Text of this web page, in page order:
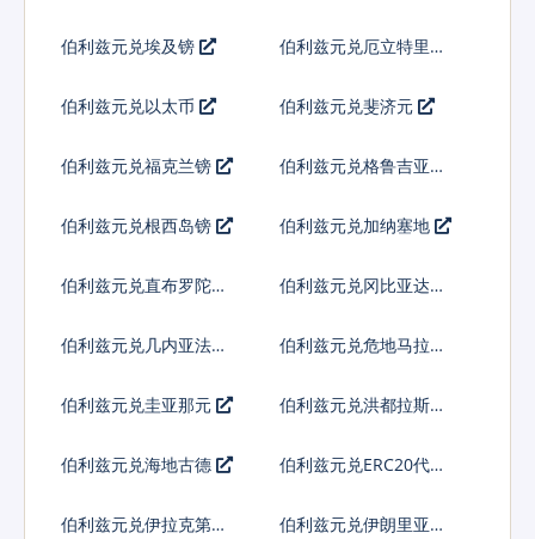
伯利兹元兑埃及镑
伯利兹元兑厄立特里亚
伯利兹元兑以太币 伯利兹元兑斐济元
伯利兹元兑福克兰镑
伯利兹元兑格鲁吉亚拉
伯利兹元兑根西岛镑 伯利兹元兑加纳塞地
伯利兹元兑直布罗陀镑
伯利兹元兑冈比亚达拉
伯利兹元兑几内亚法郎
伯利兹元兑危地马拉格
伯利兹元兑圭亚那元
伯利兹元兑洪都拉斯伦
伯利兹元兑海地古德 伯利兹元兑ERC20代币
伯利兹元兑伊拉克第纳
伯利兹元兑伊朗里亚尔